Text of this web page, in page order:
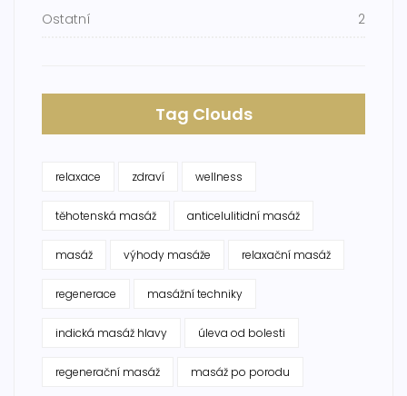
Ostatní 2
Tag Clouds
relaxace zdraví wellness
těhotenská masáž anticelulitidní masáž
masáž výhody masáže relaxační masáž
regenerace masážní techniky
indická masáž hlavy úleva od bolesti
regenerační masáž masáž po porodu